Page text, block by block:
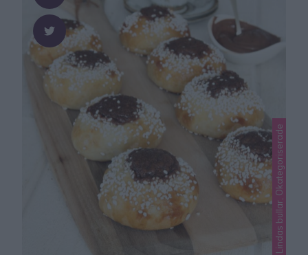
Lindas bullar, Okategoriserade